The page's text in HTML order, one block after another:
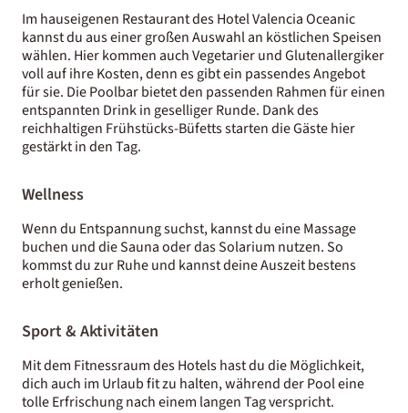
Im hauseigenen Restaurant des Hotel Valencia Oceanic
kannst du aus einer großen Auswahl an köstlichen Speisen
wählen. Hier kommen auch Vegetarier und Glutenallergiker
voll auf ihre Kosten, denn es gibt ein passendes Angebot
für sie. Die Poolbar bietet den passenden Rahmen für einen
entspannten Drink in geselliger Runde. Dank des
reichhaltigen Frühstücks-Büfetts starten die Gäste hier
gestärkt in den Tag.
Wellness
Wenn du Entspannung suchst, kannst du eine Massage
buchen und die Sauna oder das Solarium nutzen. So
kommst du zur Ruhe und kannst deine Auszeit bestens
erholt genießen.
Sport & Aktivitäten
Mit dem Fitnessraum des Hotels hast du die Möglichkeit,
dich auch im Urlaub fit zu halten, während der Pool eine
tolle Erfrischung nach einem langen Tag verspricht.